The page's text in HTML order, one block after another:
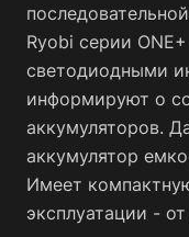
Ryobi серии
светодиодными
информируют о
аккумуляторов.
аккумулятор
Имеет
эксплуатации -